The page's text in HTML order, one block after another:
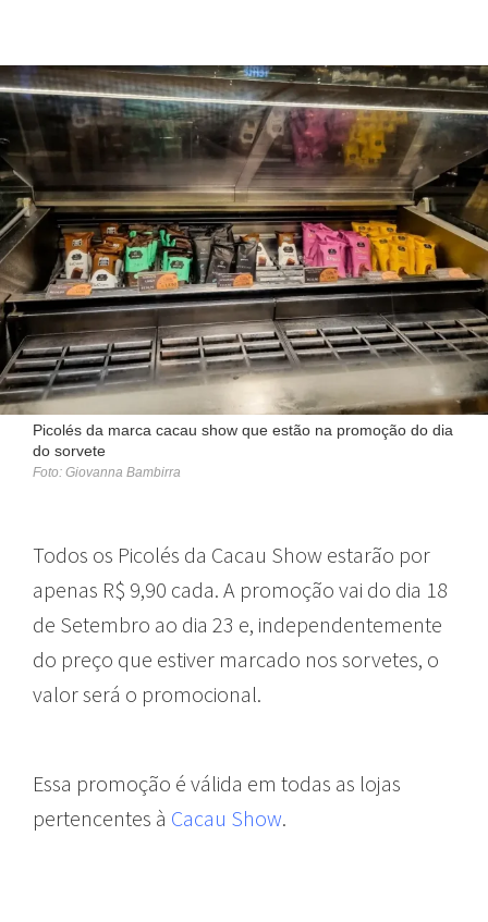
Picolés da marca cacau show que estão na promoção do dia
do sorvete
Foto: Giovanna Bambirra
Todos os Picolés da Cacau Show estarão por
apenas R$ 9,90 cada. A promoção vai do dia 18
de Setembro ao dia 23 e, independentemente
do preço que estiver marcado nos sorvetes, o
valor será o promocional.
Essa promoção é válida em todas as lojas
pertencentes à Cacau Show.